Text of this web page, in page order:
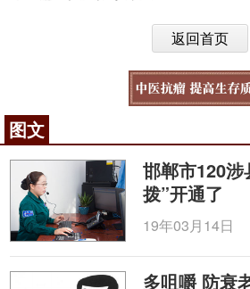
返回首页
图文
邯郸市120
拨”开通了
19年03月14日
多咀嚼 防衰